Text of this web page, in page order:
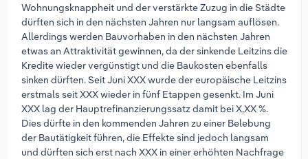
Wohnungsknappheit und der verstärkte Zuzug in die Städte
dürften sich in den nächsten Jahren nur langsam auflösen.
Allerdings werden Bauvorhaben in den nächsten Jahren
etwas an Attraktivität gewinnen, da der sinkende Leitzins die
Kredite wieder vergünstigt und die Baukosten ebenfalls
sinken dürften. Seit Juni XXX wurde der europäische Leitzins
erstmals seit XXX wieder in fünf Etappen gesenkt. Im Juni
XXX lag der Hauptrefinanzierungssatz damit bei X,XX %.
Dies dürfte in den kommenden Jahren zu einer Belebung
der Bautätigkeit führen, die Effekte sind jedoch langsam
und dürften sich erst nach XXX in einer erhöhten Nachfrage